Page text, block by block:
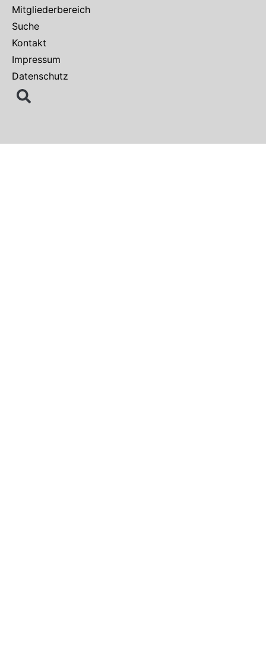
Mitgliederbereich
Suche
Kontakt
Impressum
Datenschutz